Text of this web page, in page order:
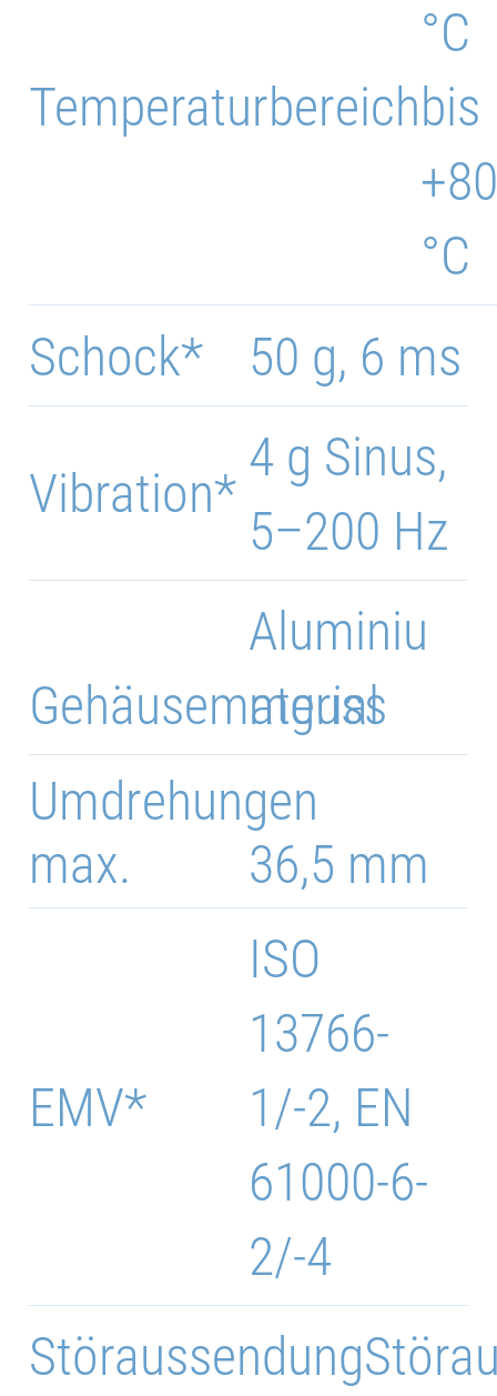
°C
bis
°C
Temperaturbereich
50 g, 6 ms
Schock*
4 g Sinus,
5–200 Hz
Vibration*
Gehäusematerial
Aluminiu
mguss
36,5 mm
Umdrehungen
max.
ISO
13766-
1/-2, EN
61000-6-
2/-4
EMV*
Störaussendung